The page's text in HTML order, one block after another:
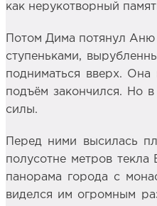
как нерукотворный
Потом Дима потянул Аню
ступеньками,
подниматься вверх.
подъём закончился. Но
силы.
Перед ними высилась
полусотне метров
панорама города с
виделся им огромным